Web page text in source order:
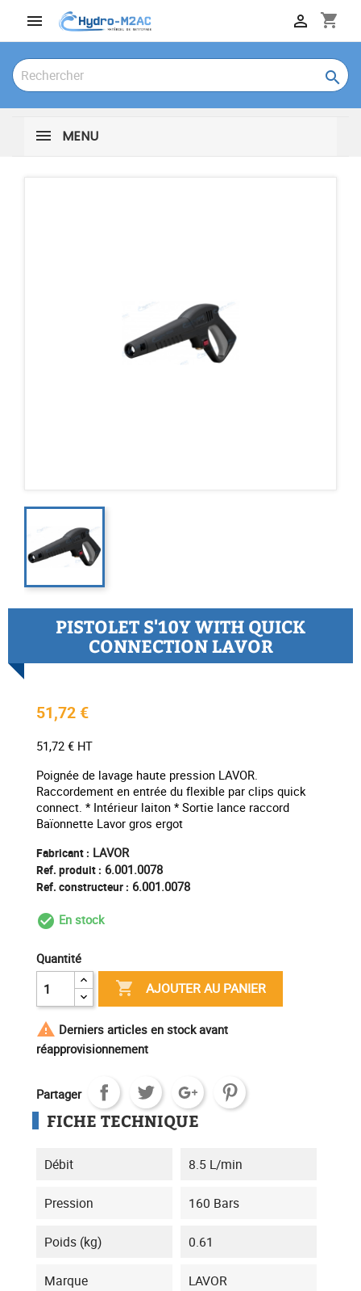
 shopping_cart


MENU
PISTOLET S'10Y WITH QUICK
CONNECTION LAVOR
51,72 €
51,72 € HT
Poignée de lavage haute pression LAVOR.
Raccordement en entrée du flexible par clips quick
connect. * Intérieur laiton * Sortie lance raccord
Baïonnette Lavor gros ergot
Fabricant : LAVOR
Ref. produit : 6.001.0078
Ref. constructeur : 6.001.0078
check_circle_outline
En stock
Quantité
 AJOUTER AU PANIER
 Derniers articles en stock avant
réapprovisionnement
Partager
FICHE TECHNIQUE
Débit 8.5 L/min
Pression 160 Bars
Poids (kg) 0.61
Marque LAVOR